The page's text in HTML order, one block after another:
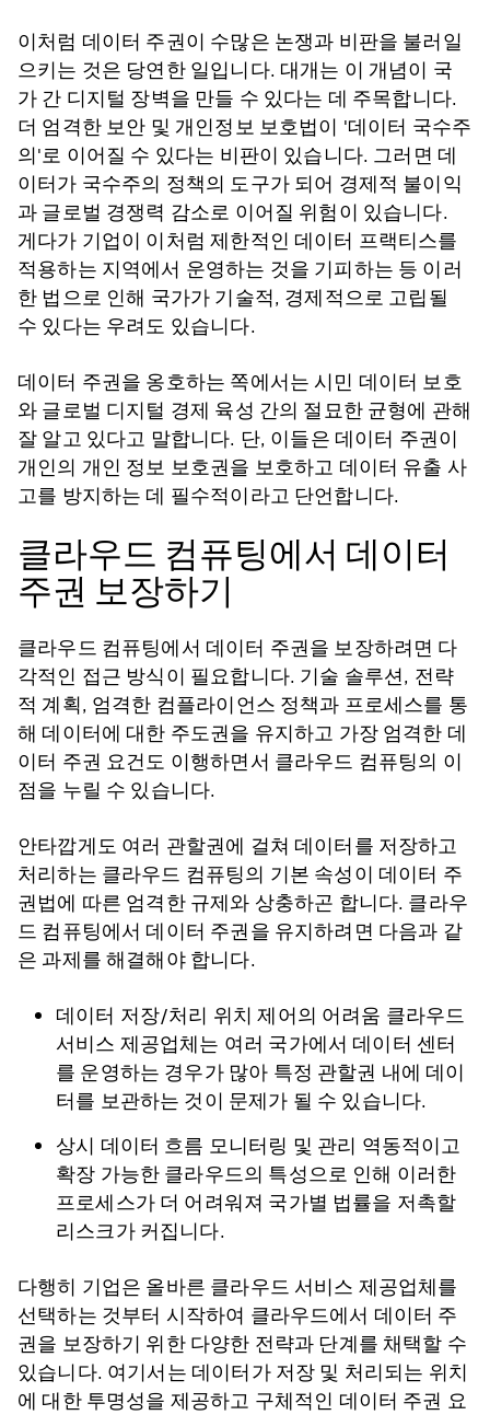
이처럼 데이터 주권이 수많은 논쟁과 비판을 불러일
으키는 것은 당연한 일입니다. 대개는 이 개념이 국
가 간 디지털 장벽을 만들 수 있다는 데 주목합니다.
더 엄격한 보안 및 개인정보 보호법이 '데이터 국수주
의'로 이어질 수 있다는 비판이 있습니다. 그러면 데
이터가 국수주의 정책의 도구가 되어 경제적 불이익
과 글로벌 경쟁력 감소로 이어질 위험이 있습니다.
게다가 기업이 이처럼 제한적인 데이터 프랙티스를
적용하는 지역에서 운영하는 것을 기피하는 등 이러
한 법으로 인해 국가가 기술적, 경제적으로 고립될
수 있다는 우려도 있습니다.
데이터 주권을 옹호하는 쪽에서는 시민 데이터 보호
와 글로벌 디지털 경제 육성 간의 절묘한 균형에 관해
잘 알고 있다고 말합니다. 단, 이들은 데이터 주권이
개인의 개인 정보 보호권을 보호하고 데이터 유출 사
고를 방지하는 데 필수적이라고 단언합니다.
클라우드 컴퓨팅에서 데이터
주권 보장하기
클라우드 컴퓨팅에서 데이터 주권을 보장하려면 다
각적인 접근 방식이 필요합니다. 기술 솔루션, 전략
적 계획, 엄격한 컴플라이언스 정책과 프로세스를 통
해 데이터에 대한 주도권을 유지하고 가장 엄격한 데
이터 주권 요건도 이행하면서 클라우드 컴퓨팅의 이
점을 누릴 수 있습니다.
안타깝게도 여러 관할권에 걸쳐 데이터를 저장하고
처리하는 클라우드 컴퓨팅의 기본 속성이 데이터 주
권법에 따른 엄격한 규제와 상충하곤 합니다. 클라우
드 컴퓨팅에서 데이터 주권을 유지하려면 다음과 같
은 과제를 해결해야 합니다.
데이터 저장/처리 위치 제어의 어려움 클라우드
서비스 제공업체는 여러 국가에서 데이터 센터
를 운영하는 경우가 많아 특정 관할권 내에 데이
터를 보관하는 것이 문제가 될 수 있습니다.
상시 데이터 흐름 모니터링 및 관리 역동적이고
확장 가능한 클라우드의 특성으로 인해 이러한
프로세스가 더 어려워져 국가별 법률을 저촉할
리스크가 커집니다.
다행히 기업은 올바른 클라우드 서비스 제공업체를
선택하는 것부터 시작하여 클라우드에서 데이터 주
권을 보장하기 위한 다양한 전략과 단계를 채택할 수
있습니다. 여기서는 데이터가 저장 및 처리되는 위치
에 대한 투명성을 제공하고 구체적인 데이터 주권 요